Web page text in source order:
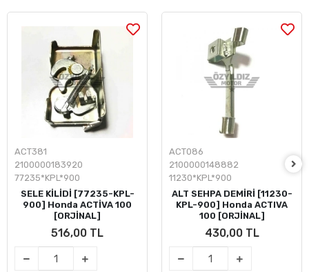
ACT381
2100000183920
77235*KPL*900
SELE KİLİDİ [77235-KPL-
900] Honda ACTİVA 100
[ORJİNAL]
516,00 TL
ACT086
2100000148882
11230*KPL*900
ALT SEHPA DEMİRİ [11230-
KPL-900] Honda ACTIVA
100 [ORJİNAL]
430,00 TL